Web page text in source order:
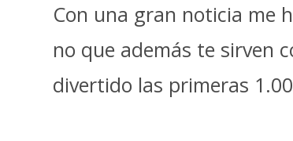
Con una gran noticia me
no que además te sirven
divertido las primeras